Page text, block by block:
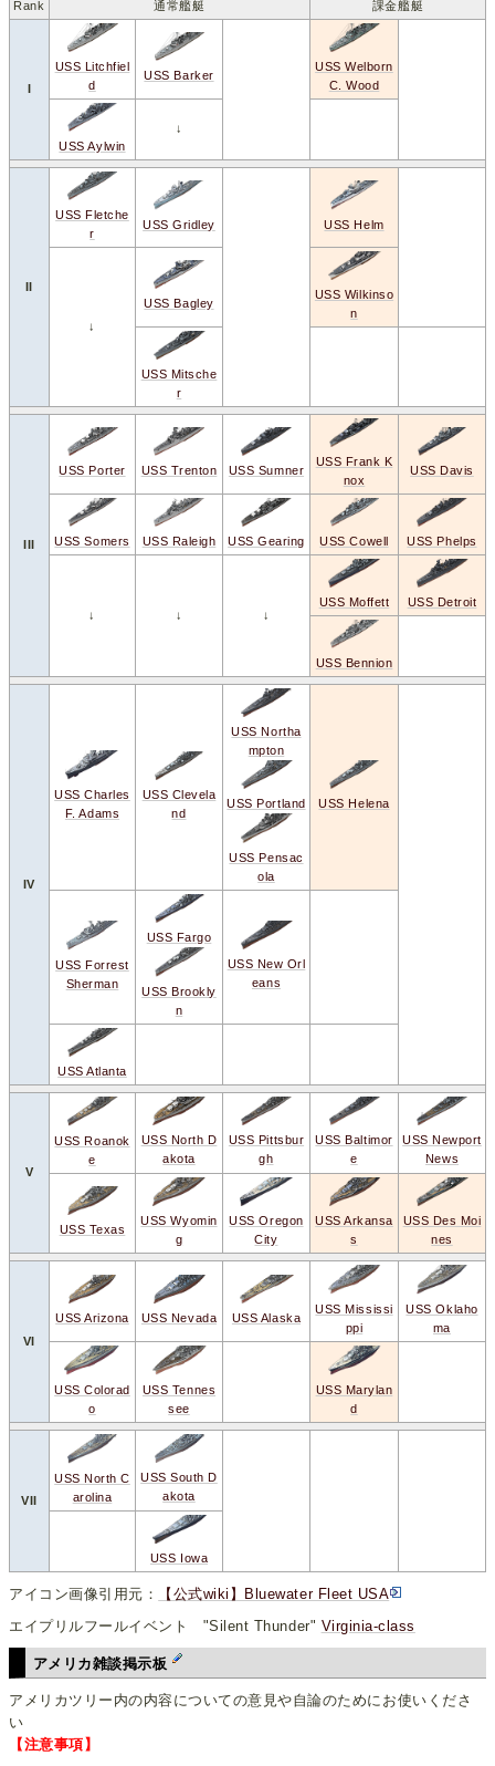
Rank 通常艦艇 課金艦艇
I
USS Litchfiel
d
USS Barker
USS Welborn
C. Wood
USS Aylwin
↓
II
USS Fletche
r
USS Gridley USS Helm
↓
USS Bagley
USS Wilkinso
n
USS Mitsche
r
III
USS Porter USS Trenton USS Sumner
USS Frank K
nox
USS Davis
USS Somers USS Raleigh USS Gearing USS Cowell USS Phelps
↓ ↓ ↓
USS Moffett USS Detroit
USS Bennion
IV
USS Charles
F. Adams
USS Clevela
nd
USS Northa
mpton
USS Portland
USS Pensac
ola
USS Helena
USS Forrest
Sherman
USS Fargo
USS Brookly
n
USS New Orl
eans
USS Atlanta
V
USS Roanok
e
USS North D
akota
USS Pittsbur
gh
USS Baltimor
e
USS Newport
News
USS Texas
USS Wyomin
g
USS Oregon
City
USS Arkansa
s
USS Des Moi
nes
VI
USS Arizona USS Nevada USS Alaska
USS Mississi
ppi
USS Oklaho
ma
USS Colorad
o
USS Tennes
see
USS Marylan
d
VII
USS North C
arolina
USS South D
akota
USS Iowa
アイコン画像引用元：
【公式wiki】Bluewater Fleet USA
エイプリルフールイベント "Silent Thunder" Virginia-class
アメリカ雑談掲示板
アメリカツリー内の内容についての意見や自論のためにお使いくださ
い
【注意事項】